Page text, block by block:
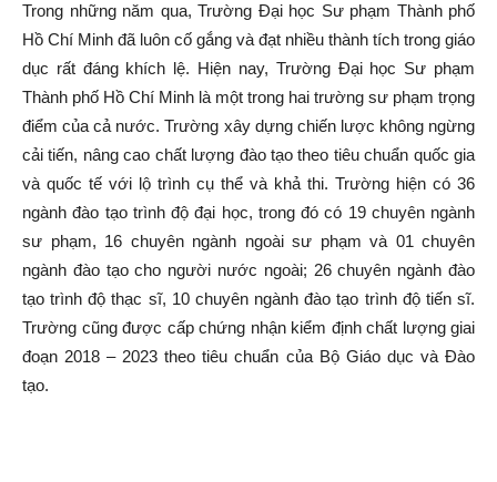
Trong những năm qua, Trường Đại học Sư phạm Thành phố
Hồ Chí Minh đã luôn cố gắng và đạt nhiều thành tích trong giáo
dục rất đáng khích lệ. Hiện nay, Trường Đại học Sư phạm
Thành phố Hồ Chí Minh là một trong hai trường sư phạm trọng
điểm của cả nước. Trường xây dựng chiến lược không ngừng
cải tiến, nâng cao chất lượng đào tạo theo tiêu chuẩn quốc gia
và quốc tế với lộ trình cụ thể và khả thi. Trường hiện có 36
ngành đào tạo trình độ đại học, trong đó có 19 chuyên ngành
sư phạm, 16 chuyên ngành ngoài sư phạm và 01 chuyên
ngành đào tạo cho người nước ngoài; 26 chuyên ngành đào
tạo trình độ thạc sĩ, 10 chuyên ngành đào tạo trình độ tiến sĩ.
Trường cũng được cấp chứng nhận kiểm định chất lượng giai
đoạn 2018 – 2023 theo tiêu chuẩn của Bộ Giáo dục và Đào
tạo.